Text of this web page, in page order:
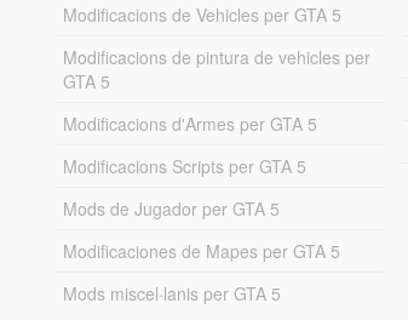
Modificacions de Vehicles per GTA 5
Modificacions de pintura de vehicles per
GTA 5
Modificacions d'Armes per GTA 5
Modificacions Scripts per GTA 5
Mods de Jugador per GTA 5
Modificaciones de Mapes per GTA 5
Mods miscel·lanis per GTA 5